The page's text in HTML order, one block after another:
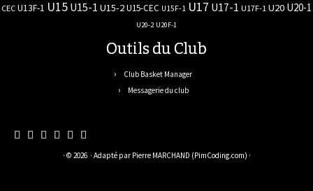
CEC U13F-1 U15 U15-1 U15-2U15-CEC U15F-1 U17 U17-1 U17F-1 U20 U20-1
U20-2 U20F-1
Outils du Club
Club Basket Manager
Messagerie du club
· © 2026 · Adapté par Pierre MARCHAND (PimCoding.com) ·